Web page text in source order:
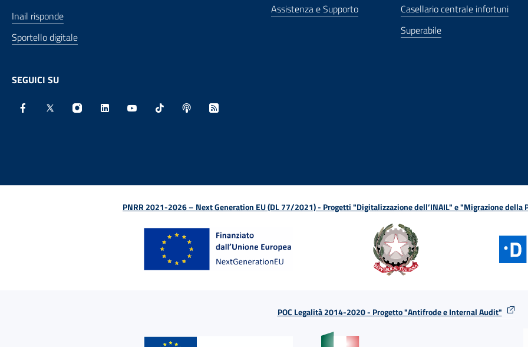
Inail risponde
Sportello digitale
SEGUICI SU
Assistenza e Supporto
Casellario centrale infortuni
Superabile
PNRR 2021-2026 – Next Generation EU (DL 77/2021) - Progetti "Digitalizzazione dell’INAIL" e "Migrazione della
POC Legalità 2014-2020 - Progetto "Antifrode e Internal Audit"